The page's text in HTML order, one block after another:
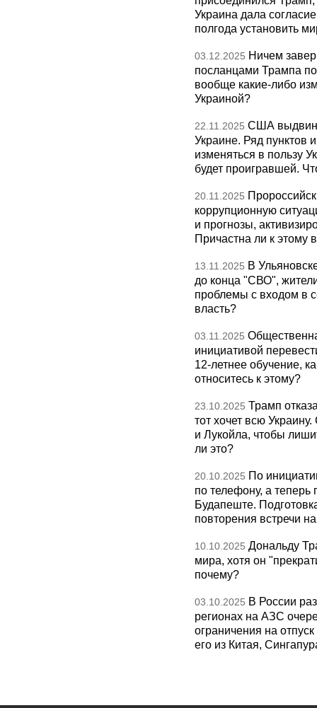
Украина дала
полгода установить
03.12.2025 Ничем
посланцами Трампа
вообще какие-либо
Украиной?
22.11.2025 США
Украине. Ряд пунктов
изменяться в пользу
будет проигравшей.
20.11.2025
коррупционную
и прогнозы,
Причастна ли к этому
13.11.2025 В
до конца "СВО",
проблемы с входом в
власть?
03.11.2025
инициативой
12-летнее обучение,
относитесь к этому?
23.10.2025 Трамп
тот хочет всю
и Лукойла, чтобы
ли это?
20.10.2025 По
по телефону, а теперь
Будапеште.
повторения встречи
10.10.2025 Дональду
мира, хотя он
почему?
03.10.2025 В России
регионах на АЗС
ограничения на
его из Китая,